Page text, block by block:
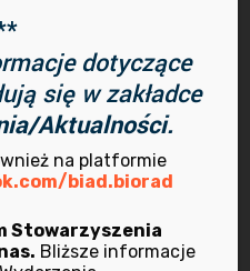
- Sierpień
dotyczące
się w zakładce
Aktualności.
na platformie
biad.biorad
Stowarzyszenia
Bliższe informacje